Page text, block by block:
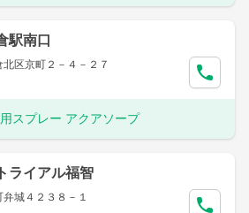
駅南口
区京町２－４－２７
スプレー アクアソープ
ライアル福智
城４２３８－１